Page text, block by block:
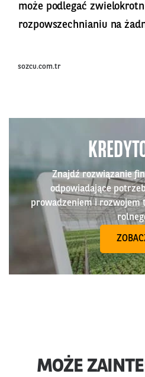
może podlegać
rozpowszechnianiu na
sozcu.com.tr
Znajdź rozwiązanie
odpowiadające
prowadzeniem i rozwojem
MOŻE